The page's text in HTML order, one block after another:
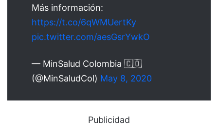
Más información:
https://t.co/6qWMUertKy
pic.twitter.com/aesGsrYwkO
— MinSalud Colombia 🇨🇴
(@MinSaludCol) May 8, 2020
Publicidad